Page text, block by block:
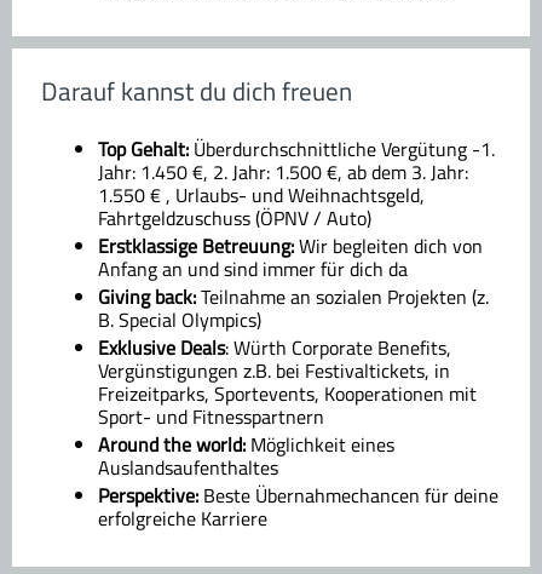
Darauf kannst du dich freuen
Top Gehalt: Überdurchschnittliche Vergütung -1.
Jahr: 1.450 €, 2. Jahr: 1.500 €, ab dem 3. Jahr:
1.550 € , Urlaubs- und Weihnachtsgeld,
Fahrtgeldzuschuss (ÖPNV / Auto)
Erstklassige Betreuung:Wir begleiten dich von
Anfang an und sind immer für dich da
Giving back:Teilnahme an sozialen Projekten (z.
B. Special Olympics)
Exklusive Deals: Würth Corporate Benefits,
Vergünstigungen z.B. bei Festivaltickets, in
Freizeitparks, Sportevents, Kooperationen mit
Sport- und Fitnesspartnern
Around the world: Möglichkeit eines
Auslandsaufenthaltes
Perspektive: Beste Übernahmechancen für deine
erfolgreiche Karriere